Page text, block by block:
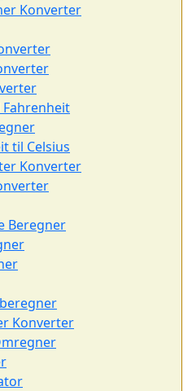
Konverter
til Celsius
Konverter
Beregner
Konverter